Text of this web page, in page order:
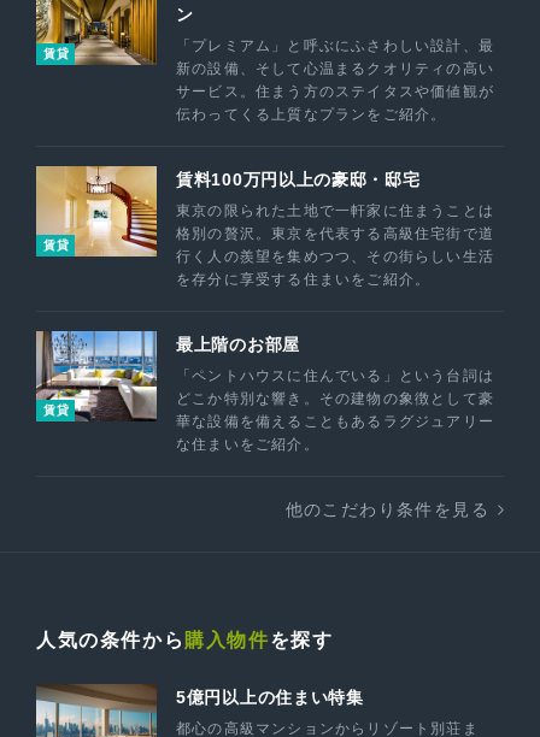
賃貸
ン
「プレミアム」と呼ぶにふさわしい設計、最
新の設備、そして心温まるクオリティの高い
サービス。住まう方のステイタスや価値観が
伝わってくる上質なプランをご紹介。
賃貸
賃料100万円以上の豪邸・邸宅
東京の限られた土地で一軒家に住まうことは
格別の贅沢。東京を代表する高級住宅街で道
行く人の羨望を集めつつ、その街らしい生活
を存分に享受する住まいをご紹介。
賃貸
最上階のお部屋
「ペントハウスに住んでいる」という台詞は
どこか特別な響き。その建物の象徴として豪
華な設備を備えることもあるラグジュアリー
な住まいをご紹介。
他のこだわり条件を見る
人気の条件から 購入物件を探す
5億円以上の住まい特集
都心の高級マンションからリゾート別荘ま